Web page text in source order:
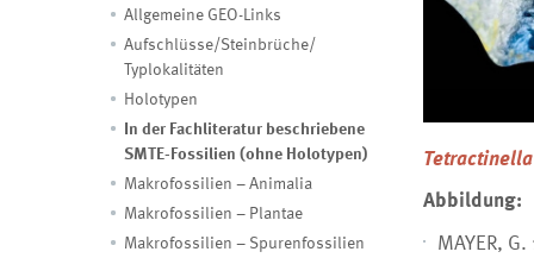
Allgemeine GEO-Links
Aufschlüsse/Steinbrüche/
Typlokalitäten
Holotypen
In der Fachliteratur beschriebene
SMTE-Fossilien (ohne Holotypen)
Makrofossilien – Animalia
Makrofossilien – Plantae
Makrofossilien – Spurenfossilien
Abbildung:
MAYER,